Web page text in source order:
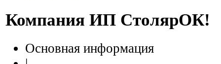
Компания ИП СтолярОК!
Основная информация